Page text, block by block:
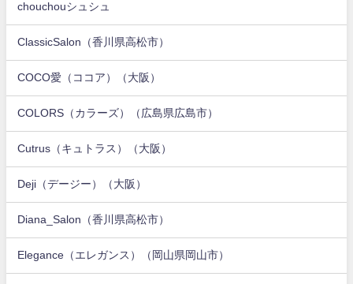
chouchouシュシュ
ClassicSalon（香川県高松市）
COCO愛（ココア）（大阪）
COLORS（カラーズ）（広島県広島市）
Cutrus（キュトラス）（大阪）
Deji（デージー）（大阪）
Diana_Salon（香川県高松市）
Elegance（エレガンス）（岡山県岡山市）